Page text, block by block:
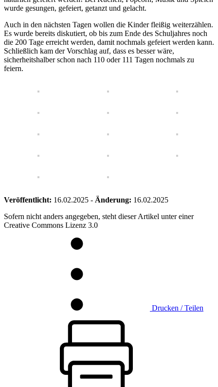
wurde gesungen, gefeiert, getanzt und gelacht.
Auch in den nächsten Tagen wollen die Kinder fleißig weiterzählen.
Es wurde bereits diskutiert, ob bis zum Ende des Schuljahres noch
die 200 Tage erreicht werden, damit nochmals gefeiert werden kann.
Schließlich kam der Vorschlag auf, dass es besser wäre,
sicherheitshalber schon nach 110 oder 111 Tagen nochmals zu
feiern.
Veröffentlicht: 16.02.2025 - Änderung: 16.02.2025
Sofern nicht anders angegeben, steht dieser Artikel unter einer
Creative Commons Lizenz 3.0
Drucken / Teilen